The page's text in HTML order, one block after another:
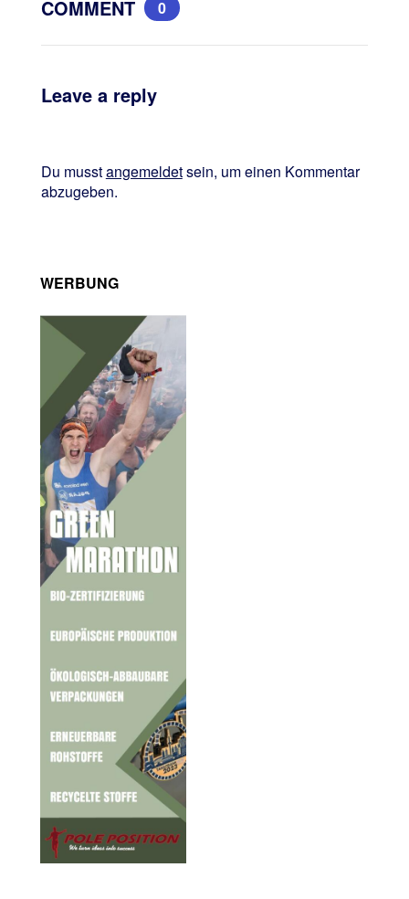
COMMENT 0
Leave a reply
Du musstangemeldetsein, um einen Kommentar
abzugeben.
WERBUNG